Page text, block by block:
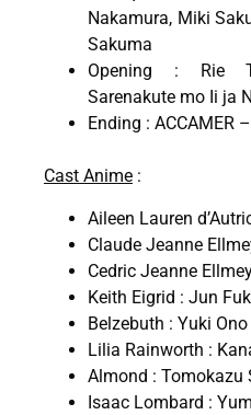
Nakamura, Miki
Sakuma
Opening : Rie
Sarenakute mo Ii ja
Ending : ACCAMER –
Cast Anime :
Aileen Lauren
Claude Jeanne
Cedric Jeanne
Keith Eigrid : Jun
Belzebuth : Yuki Ono
Lilia Rainworth :
Almond : Tomokazu
Isaac Lombard :